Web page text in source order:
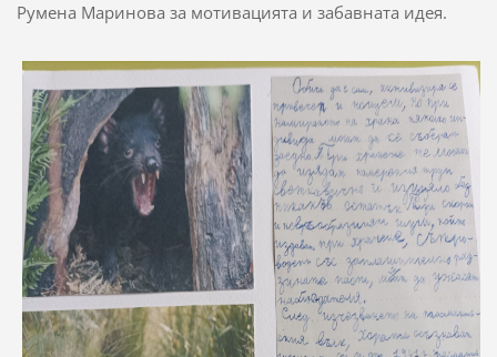
Румена Маринова за мотивацията и забавната идея.